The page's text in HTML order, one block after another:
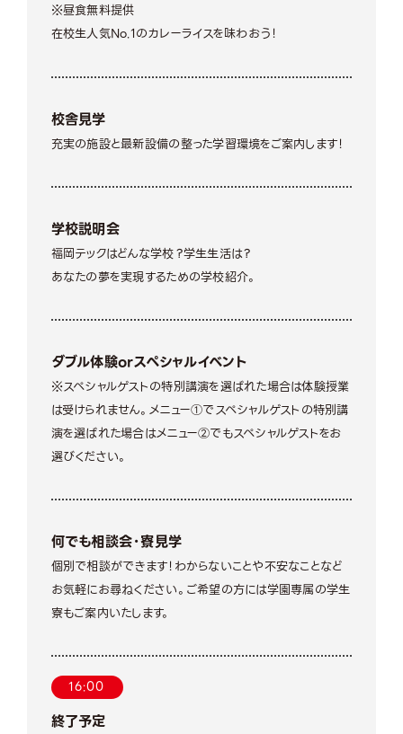
※昼食無料提供
在校生人気No.1のカレーライスを味わおう！
校舎見学
充実の施設と最新設備の整った学習環境をご案内します！
学校説明会
福岡テックはどんな学校？学生生活は？
あなたの夢を実現するための学校紹介。
ダブル体験orスペシャルイベント
※スペシャルゲストの特別講演を選ばれた場合は体験授業
は受けられません。メニュー①でスペシャルゲストの特別講
演を選ばれた場合はメニュー②でもスペシャルゲストをお
選びください。
何でも相談会・寮見学
個別で相談ができます！わからないことや不安なことなど
お気軽にお尋ねください。ご希望の方には学園専属の学生
寮もご案内いたします。
16:00
終了予定